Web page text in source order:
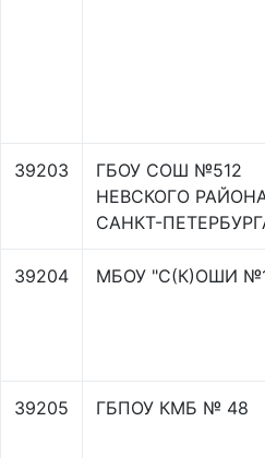
39203
ГБОУ СОШ №512
НЕВСКОГО
САНКТ-
39204 МБОУ "С(К)ОШИ
39205 ГБПОУ КМБ № 48